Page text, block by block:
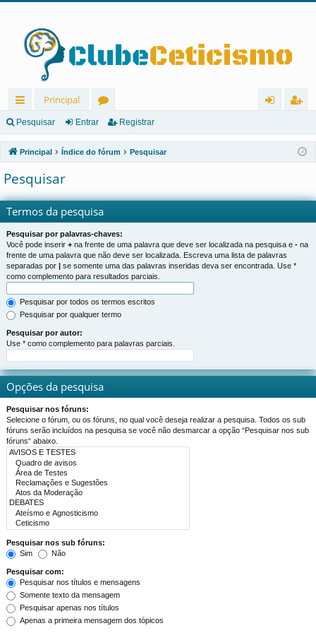
in
ks
rá
pi
d
os
Principal
ór
u
ns
ra
r
ist
ra
Pesquisar Entrar Registrar
Principal Índice do fórum Pesquisar
Pesquisar
Termos da pesquisa
Pesquisar por palavras-chaves:
Você pode inserir + na frente de uma palavra que deve ser localizada na pesquisa e - na
frente de uma palavra que não deve ser localizada. Escreva uma lista de palavras
separadas por
se somente uma das palavras inseridas deva ser encontrada. Use *
como complemento para resultados parciais.
Pesquisar por todos os termos escritos
Pesquisar por qualquer termo
Pesquisar por autor:
Use * como complemento para palavras parciais.
Opções da pesquisa
Pesquisar nos fóruns:
Selecione o fórum, ou os fóruns, no qual você deseja realizar a pesquisa. Todos os sub
fóruns serão incluídos na pesquisa se você não desmarcar a opção “Pesquisar nos sub
fóruns“ abaixo.
Pesquisar nos sub fóruns:
Sim
Não
Pesquisar com:
Pesquisar nos títulos e mensagens
Somente texto da mensagem
Pesquisar apenas nos títulos
Apenas a primeira mensagem dos tópicos